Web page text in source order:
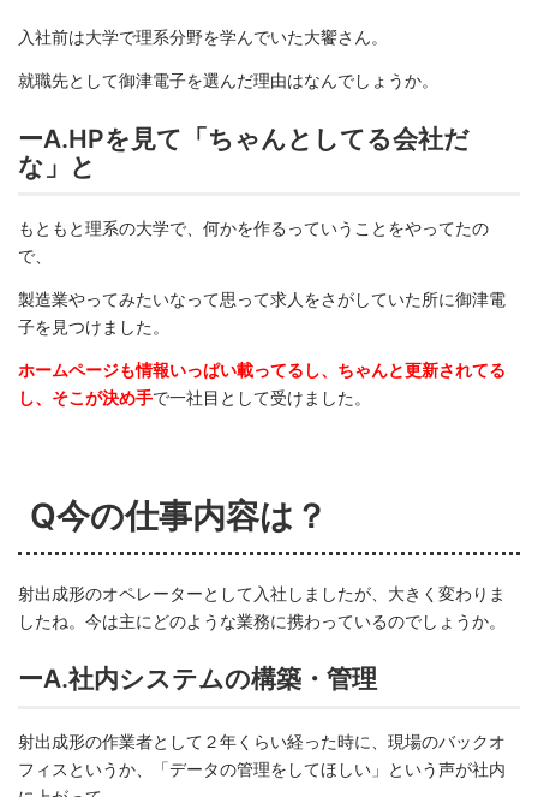
入社前は大学で理系分野を学んでいた大饗さん。
就職先として御津電子を選んだ理由はなんでしょうか。
ーA.HPを見て「ちゃんとしてる会社だ
な」と
もともと理系の大学で、何かを作るっていうことをやってたの
で、
製造業やってみたいなって思って求人をさがしていた所に御津電
子を見つけました。
ホームページも情報いっぱい載ってるし、ちゃんと更新されてる
し、そこが決め手で一社目として受けました。
Q今の仕事内容は？
射出成形のオペレーターとして入社しましたが、大きく変わりま
したね。今は主にどのような業務に携わっているのでしょうか。
ーA.社内システムの構築・管理
射出成形の作業者として２年くらい経った時に、現場のバックオ
フィスというか、「データの管理をしてほしい」という声が社内